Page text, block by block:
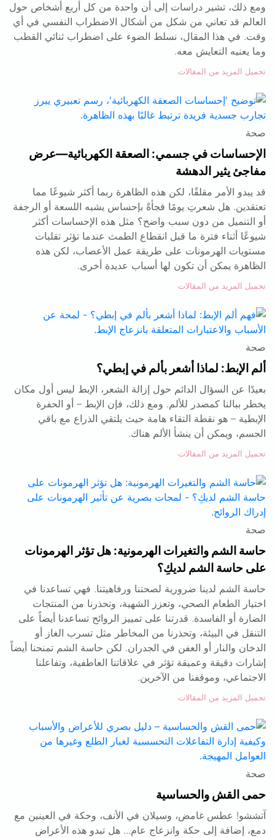
ومع ذلك، تشير دراسات إلى أن واحدة من كل أربع أشخاص حول
العالم قد تعاني من شكل من أشكال الاضطراب النفسي في أي
وقت. في هذا المقال، نسلط الضوء على اضطراب ثنائي القطب
وما يعنيه التعايش معه.
تحميل المزيد من المقالات
صحة
الإحساسات في جسمي: الصعقة الكهربائية—عرض
مفاجئ يثير الدهشة
قد يبدو الأمر مقلقًا، لكن هذه الظاهرة ربما أكثر شيوعًا مما
تعتقدين. هل شعرتِ يومًا فجأةً بإحساس يشبه اللسعة أو الرجفة
أو التنميل من دون سبب واضح؟ مثل هذه الإحساسات أكثر
شيوعًا أثناء فترة ما قبل انقطاع الطمث عندما تؤثر تقلبات
مستويات الهرمونات على طريقة عمل الأعصاب، لكن هذه
الظاهرة يمكن أن تكون لها أسباب عديدة أخرى.
تحميل المزيد من المقالات
صحة
ألم الإبط: لماذا أشعر بألم في إبطي؟
بعيدًا عن السؤال الدائم حول إزالة الشعر، الإبط ليس أول مكان
يخطر ببالنا كمصدر للألم. ومع ذلك، فإن الإبط – أو الحفرة
الإبطية – هو نقطة التقاء هامة حيث يلتقي الذراع مع باقي
الجسم، ويمكن أن ينشأ الألم هناك.
تحميل المزيد من المقالات
صحة
حاسة الشم والتغيرات الهرمونية: هل تؤثر الهرمونات
على حاسة الشم لديكِ؟
حاسة الشم لدينا ضرورية لصحتنا ورفاهيتنا. فهي تساعدنا في
اختيار الطعام الصحي، وتعزز الشهية، وتحذرنا من المنتجات
الضارة أو الفاسدة. قدرتنا على تمييز الروائح تساعدنا أيضاً على
التنقل في البيئة، وتحذرنا من المخاطر مثل تسرب الغاز أو
الدخان والنار أو العفن في الجدران. لكن حاسة الشم تمنحنا أيضاً
إشارات دقيقة وعميقة تؤثر في علاقاتنا العاطفية، وتفاعلنا
الاجتماعي، وموقفنا من الآخرين.
تحميل المزيد من المقالات
صحة
حمى القش والحساسية
آتششو! عطس غامض، وسيلان في الأنف، وحكة في العينين مع
دمع، إضافة إلى حكة وانزعاج عام... هل تبدو هذه الأعراض